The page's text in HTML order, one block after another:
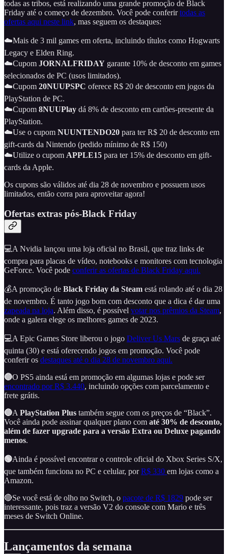
todas as tribos, está realizando uma grande promoção de Black
Friday até o começo de dezembro. Você pode conferirtodas as
ofertas aqui neste link, mas seguem os destaques:
☁️Mais de 3 mil games em oferta, incluindo títulos como Hogwarts
Legacy e Elden Ring.
☁️Cupom JORNALFRIDAY garante 10% de desconto em games
selecionados de PC (usos limitados).
☁️Cupom 20NUUPSPC oferece R$ 20 de desconto em jogos da
PlayStation de PC.
☁️Cupom 8NUUPlay dá 8% de desconto em cartões-presente da
PlayStation.
☁️Use o cupom NUUNTENDO20 para ter R$ 20 de desconto em
gift-cards da Nintendo (pedido mínimo de R$ 150)
☁️Utilize o cupom APPLE15 para ter 15% de desconto em gift-
cards da Apple.
Os cupons são válidos até dia 28 de novembro e possuem usos
limitados, então corra para aproveitar agora!
Ofertas extras pós-Black Friday
💻A Nvidia lançou uma loja oficial no Brasil, que traz links de
compra para placas de vídeo, notebooks e monitores com tecnologia
GeForce. Você pode conferir as ofertas de Black Friday aqui.
💰A promoção de Black Friday da Steam está rolando até o dia 28
de novembro. É tanto jogo bom com desconto que a dica é dar uma
zapeada na loja. Além disso, é possível votar nos prêmios da Steam,
onde a galera elege os melhores games de 2023.
💻A Epic Games Store liberou o jogo Deliver Us Mars de graça até
quinta (30) e está oferecendo jogos em promoção. Você pode
conferir os destaques até o dia 28 de novembro aqui.
🔵O PS5 ainda está em promoção em algumas lojas e pode ser
encontrado por R$ 3.440, incluindo opções com parcelamento e
frete grátis.
🔵A PlayStation Plus também segue com os preços de “Black”.
Você ainda pode assinar qualquer plano com até 30% de desconto,
além de fazer upgrade para a versão Extra ou Deluxe pagando
menos.
🟢Ainda é possível encontrar o controle oficial do Xbox Series S/X,
que também funciona no PC e celular, porR$ 330 em lojas como a
Amazon.
🔴Se você está de olho no Switch, o pacote de R$ 1829 pode ser
interessante, pois traz a versão V2 do console com Mario e três
meses de Switch Online.
Lançamentos da semana